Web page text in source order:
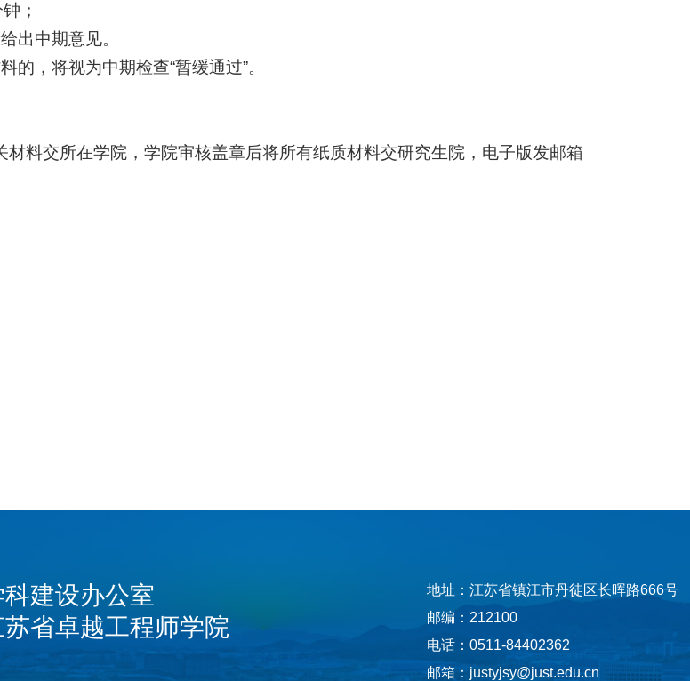
；
出中期意见。
，将视为中期检查“暂缓通过”。
材料交所在学院，学院审核盖章后将所有纸质材料交研究生院，电子版发邮箱
科建设办公室
苏省卓越工程师学院
地址：江苏省镇江市丹徒区长晖路666号
邮编：212100
电话：0511-84402362
邮箱：justyjsy@just.edu.cn